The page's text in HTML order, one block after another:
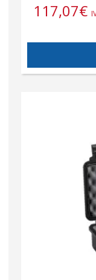
117,07€